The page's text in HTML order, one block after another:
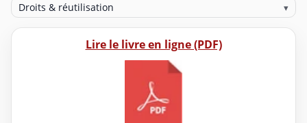
Droits & réutilisation ▾
Lire le livre en ligne (PDF)